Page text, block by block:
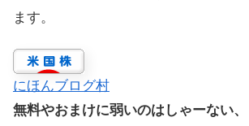
ます。
にほんブログ村
無料やおまけに弱いのはしゃーない、